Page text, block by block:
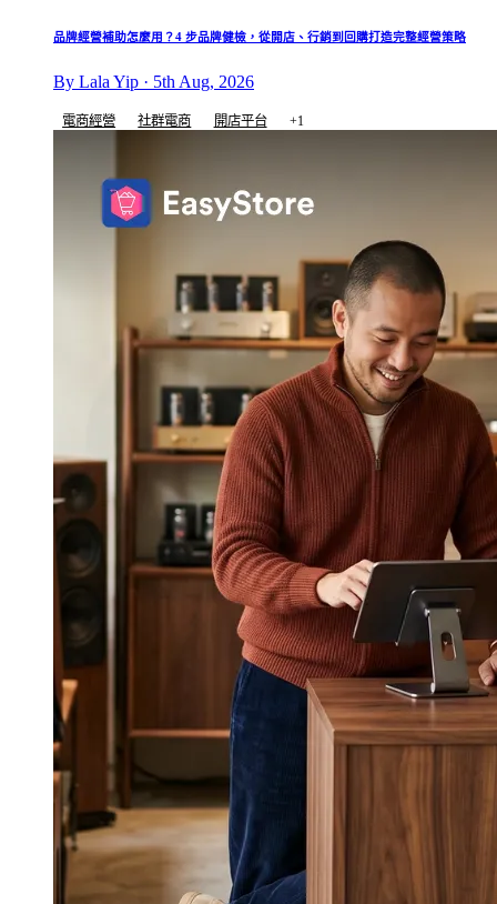
品牌經營補助怎麼用？4 步品牌健檢，從開店、行銷到回購打造完整經營策略
By Lala Yip · 5th Aug, 2026
電商經營 社群電商 開店平台 +1